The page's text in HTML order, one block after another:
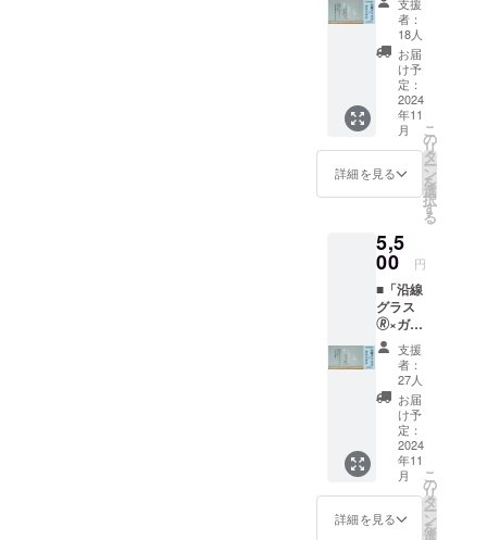
雑誌『ガチ
アダチ』の
商業出版に
チャレンジ
中です。
をお送
りしま
す。
【注意
事項】
・「沿
線グラ
ス🄬」
のリ
ターン
で、商
品は届
きませ
ん。ご
注意く
ださ
い。 ・
もし支
援総額
が目標
に達し
なかっ
た場合
は返金
となり
ます
（All-
チ」日
暮里・
舎人ラ
イナー
ver.あだ
ちの駅
×1個
【商品
説明】
今回限
りとな
る特別
線グラ
ス🄬」
です。
「想造
楽工」
が、足
立区に
ある日
暮里・
舎人ラ
イナー
の駅
（見沼
代親水
公園～
足立小
台）を
者：
18人
お届
け予
定：
2024
年11
月
詳細を見る
こ
の
リ
タ
ー
ン
を
選
択
す
る
5,5
00 円
■「沿線
グラス
🄬×ガチ
アダ
チ」東
武スカ
イツ
リーラ
インver.
あだち
の駅×1
品説
明】 今
回限り
支援
者：
27人
お届
け予
定：
2024
年11
月
詳細を見る
こ
の
リ
タ
ー
ン
を
選